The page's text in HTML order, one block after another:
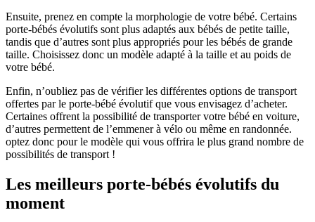
Ensuite, prenez en compte la morphologie de votre bébé. Certains
porte-bébés évolutifs sont plus adaptés aux bébés de petite taille,
tandis que d’autres sont plus appropriés pour les bébés de grande
taille. Choisissez donc un modèle adapté à la taille et au poids de
votre bébé.
Enfin, n’oubliez pas de vérifier les différentes options de transport
offertes par le porte-bébé évolutif que vous envisagez d’acheter.
Certaines offrent la possibilité de transporter votre bébé en voiture,
d’autres permettent de l’emmener à vélo ou même en randonnée.
optez donc pour le modèle qui vous offrira le plus grand nombre de
possibilités de transport !
Les meilleurs porte-bébés évolutifs du
moment